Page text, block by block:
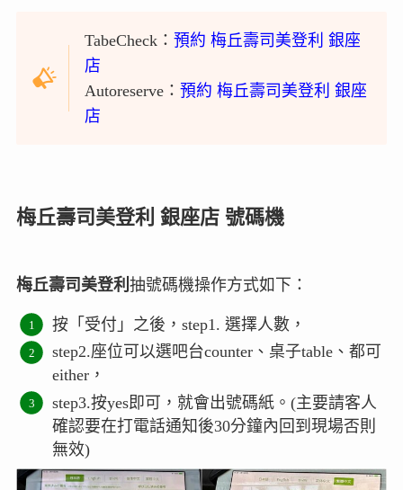
TabeCheck：預約 梅丘壽司美登利 銀座
店
Autoreserve：預約 梅丘壽司美登利 銀座
店
梅丘壽司美登利 銀座店 號碼機
梅丘壽司美登利 抽號碼機操作方式如下：
按「受付」之後，step1. 選擇人數，
step2.座位可以選吧台counter、桌子table、都可
either，
step3.按yes即可，就會出號碼紙。(主要請客人
確認要在打電話通知後30分鐘內回到現場否則
無效)